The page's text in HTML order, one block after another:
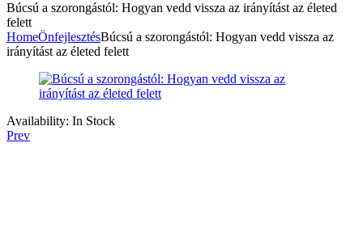
Búcsú a szorongástól: Hogyan vedd vissza az irányítást az életed
felett
HomeÖnfejlesztésBúcsú a szorongástól: Hogyan vedd vissza az
irányítást az életed felett
Availability: In Stock
Prev